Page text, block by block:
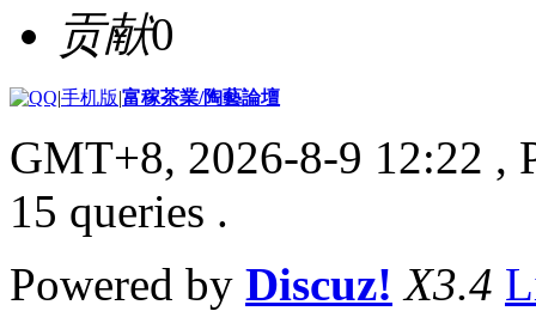
贡献0
|手机版|富稼茶業/陶藝論壇
GMT+8, 2026-8-9 12:22 ,
15 queries .
Powered by Discuz! X3.4